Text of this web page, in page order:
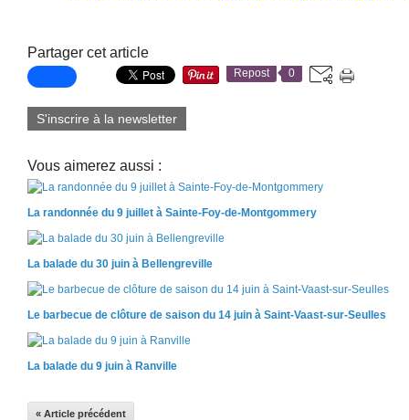
Partager cet article
Repost 0
S'inscrire à la newsletter
Vous aimerez aussi :
La randonnée du 9 juillet à Sainte-Foy-de-Montgommery
La balade du 30 juin à Bellengreville
Le barbecue de clôture de saison du 14 juin à Saint-Vaast-sur-Seulles
La balade du 9 juin à Ranville
« Article précédent